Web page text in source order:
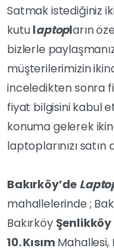
Satmak istediğiniz
kutulaptopların
bizlerle
müşterilerimizin
inceledikten sonra
fiyat bilgisini kabul
konuma gelerek
laptoplarınızı satın
Bakırköy’de
mahallelerinde ;
BakırköyŞenlikköy
10. KısımMahallesi,